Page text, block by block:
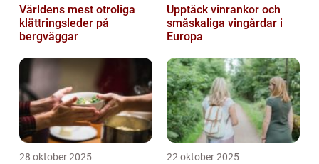
Världens mest otroliga
klättringsleder på
bergväggar
Upptäck vinrankor och
småskaliga vingårdar i
Europa
28 oktober 2025 22 oktober 2025